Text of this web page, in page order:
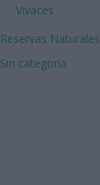
Vivaces
Reservas Naturales
Sin categoría